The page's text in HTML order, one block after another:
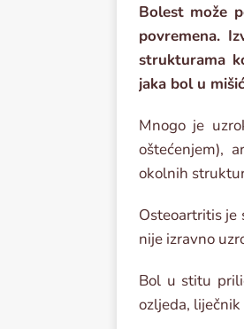
Bolest može
povremena.
strukturama
jaka bol u
Mnogo je
oštećenjem),
okolnih
Osteoartritis je
nije izravno
Bol u stitu
ozljeda,